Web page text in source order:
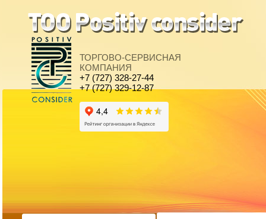
ТОРГОВО-СЕРВИСНАЯ
КОМПАНИЯ
+7 (727) 328-27-44
+7 (727) 329-12-87